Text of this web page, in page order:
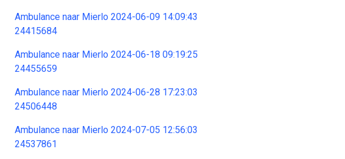
Ambulance naar Mierlo 2024-06-09 14:09:43
24415684
Ambulance naar Mierlo 2024-06-18 09:19:25
24455659
Ambulance naar Mierlo 2024-06-28 17:23:03
24506448
Ambulance naar Mierlo 2024-07-05 12:56:03
24537861